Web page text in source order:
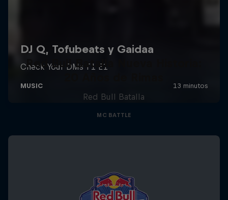
Red Bull Batalla Nueva Historia:
Red Bull Batalla
MC BATTLE